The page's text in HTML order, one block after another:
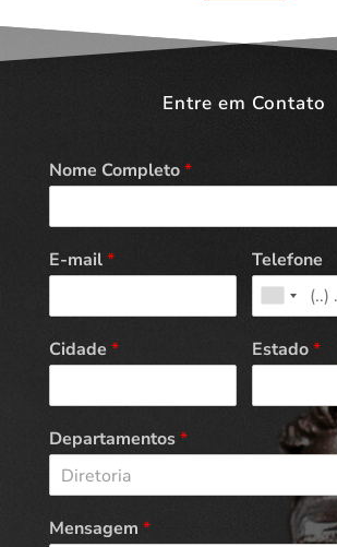
Entre em Contato
Nome Completo*
E-mail* Telefone
Cidade * Estado*
Departamentos*
Diretoria
Mensagem *